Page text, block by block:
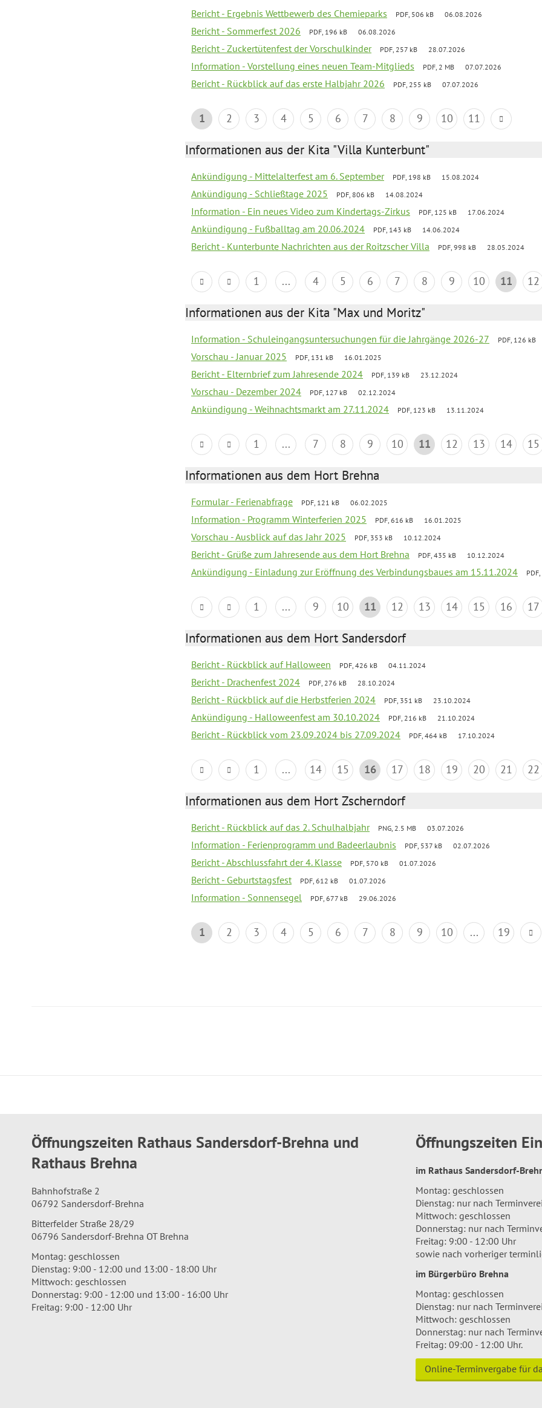
Bericht - Ergebnis Wettbewerb des Chemieparks PDF, 506 kB 06.08.2026
Bericht - Sommerfest 2026 PDF, 196 kB 06.08.2026
Bericht - Zuckertütenfest der Vorschulkinder PDF, 257 kB 28.07.2026
Information - Vorstellung eines neuen Team-Mitglieds PDF, 2 MB 07.07.2026
Bericht - Rückblick auf das erste Halbjahr 2026 PDF, 255 kB 07.07.2026
1 2 3 4 5 6 7 8 9 10 11
Informationen aus der Kita "Villa Kunterbunt"
Ankündigung - Mittelalterfest am 6. September PDF, 198 kB 15.08.2024
Ankündigung - Schließtage 2025 PDF, 806 kB 14.08.2024
Information - Ein neues Video zum Kindertags-Zirkus PDF, 125 kB 17.06.2024
Ankündigung - Fußballtag am 20.06.2024 PDF, 143 kB 14.06.2024
Bericht - Kunterbunte Nachrichten aus der Roitzscher Villa PDF, 998 kB 28.05.2024
1 ... 4 5 6 7 8 9 10 11 12
Informationen aus der Kita "Max und Moritz"
Information - Schuleingangsuntersuchungen für die Jahrgänge 2026-27 PDF, 126 kB
Vorschau - Januar 2025 PDF, 131 kB 16.01.2025
Bericht - Elternbrief zum Jahresende 2024 PDF, 139 kB 23.12.2024
Vorschau - Dezember 2024 PDF, 127 kB 02.12.2024
Ankündigung - Weihnachtsmarkt am 27.11.2024 PDF, 123 kB 13.11.2024
1 ... 7 8 9 10 11 12 13 14 15
Informationen aus dem Hort Brehna
Formular - Ferienabfrage PDF, 121 kB 06.02.2025
Information - Programm Winterferien 2025 PDF, 616 kB 16.01.2025
Vorschau - Ausblick auf das Jahr 2025 PDF, 353 kB 10.12.2024
Bericht - Grüße zum Jahresende aus dem Hort Brehna PDF, 435 kB 10.12.2024
Ankündigung - Einladung zur Eröffnung des Verbindungsbaues am 15.11.2024
1 ... 9 10 11 12 13 14 15 16 17
Informationen aus dem Hort Sandersdorf
Bericht - Rückblick auf Halloween PDF, 426 kB 04.11.2024
Bericht - Drachenfest 2024 PDF, 276 kB 28.10.2024
Bericht - Rückblick auf die Herbstferien 2024 PDF, 351 kB 23.10.2024
Ankündigung - Halloweenfest am 30.10.2024 PDF, 216 kB 21.10.2024
Bericht - Rückblick vom 23.09.2024 bis 27.09.2024 PDF, 464 kB 17.10.2024
1 ... 14 15 16 17 18 19 20 21 22
Informationen aus dem Hort Zscherndorf
Bericht - Rückblick auf das 2. Schulhalbjahr PNG, 2.5 MB 03.07.2026
Information - Ferienprogramm und Badeerlaubnis PDF, 537 kB 02.07.2026
Bericht - Abschlussfahrt der 4. Klasse PDF, 570 kB 01.07.2026
Bericht - Geburtstagsfest PDF, 612 kB 01.07.2026
Information - Sonnensegel PDF, 677 kB 29.06.2026
1 2 3 4 5 6 7 8 9 10 ... 19
Öffnungszeiten Rathaus Sandersdorf-Brehna und
Rathaus Brehna
Bahnhofstraße 2
06792 Sandersdorf-Brehna
Bitterfelder Straße 28/29
06796 Sandersdorf-Brehna OT Brehna
Montag: geschlossen
Dienstag: 9:00 - 12:00 und 13:00 - 18:00 Uhr
Mittwoch: geschlossen
Donnerstag: 9:00 - 12:00 und 13:00 - 16:00 Uhr
Freitag: 9:00 - 12:00 Uhr
Öffnungszeiten
im Rathaus Sandersdorf-
Montag: geschlossen
Dienstag: nur nach
Mittwoch: geschlossen
Donnerstag: nur nach
Freitag: 9:00 - 12:00 Uhr
sowie nach vorheriger
im Bürgerbüro Brehna
Montag: geschlossen
Dienstag: nur nach
Mittwoch: geschlossen
Donnerstag: nur nach
Freitag: 09:00 - 12:00 Uhr.
Online-Terminvergabe für